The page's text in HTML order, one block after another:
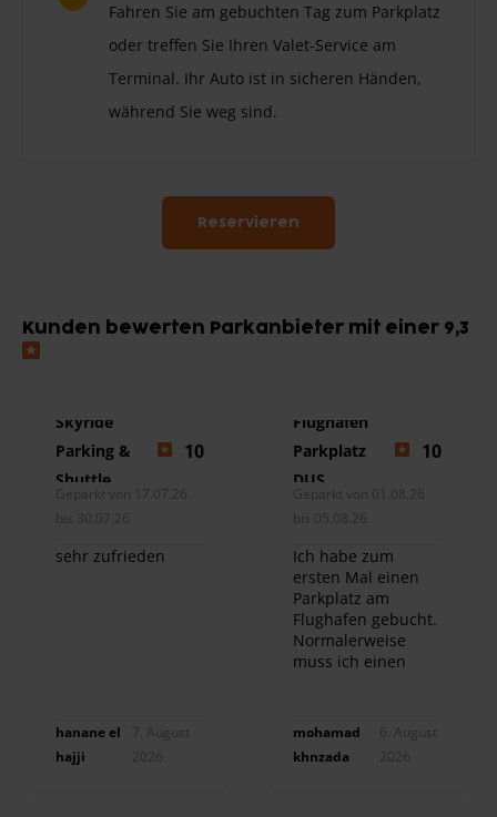
Fahren Sie am gebuchten Tag zum Parkplatz
oder treffen Sie Ihren Valet-Service am
Terminal. Ihr Auto ist in sicheren Händen,
während Sie weg sind.
Reservieren
Kunden bewerten Parkanbieter mit einer 9,3
Skyride
Parking &
Shuttle
10
Geparkt von 17.07.26
bis 30.07.26
sehr zufrieden
hanane el
hajji
7. August
2026
Flughafen
Parkplatz
DUS
10
Geparkt von 01.08.26
bis 05.08.26
Ich habe zum
ersten Mal einen
Parkplatz am
Flughafen gebucht.
Normalerweise
muss ich einen
zufrieden. Ich
werde sie immer
wieder buchen.
mohamad
khnzada
6. August
2026